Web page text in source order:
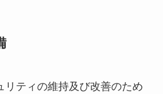
リティの維持及び改善のため